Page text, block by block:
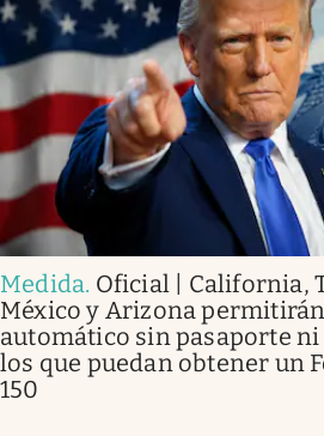
Medida. Oficial | California,
México y Arizona
automático sin pasaporte
los que puedan obtener un
150